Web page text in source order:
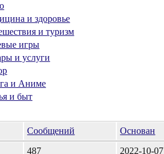
и здоровье
и туризм
игры
и услуги
и Аниме
и быт
Сообщений
Основан
487
2022-10-07